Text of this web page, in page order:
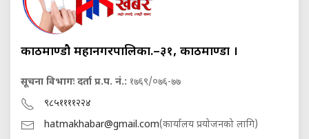
काठमाण्डौ महानगरपालिका.–३१, काठमाण्डौं ।
सूचना विभागः दर्ता प्र.प. नं.: १७६९/०७६-७७
९८५११११२२४
hatmakhabar@gmail.com(कार्यालय प्रयोजनको लागि)